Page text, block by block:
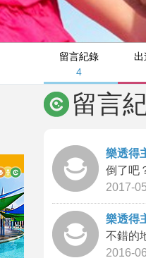
留言紀錄
4
出
留言
樂透得
倒了吧
2017-
樂透得
不錯的
2016-